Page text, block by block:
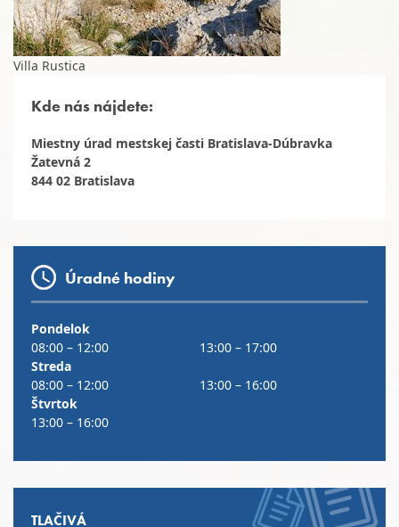
Villa Rustica
Kde nás nájdete:
Miestny úrad mestskej časti Bratislava-Dúbravka
Žatevná 2
844 02 Bratislava
Úradné hodiny
Pondelok
08:00 – 12:00
13:00 – 17:00
Streda
08:00 – 12:00
13:00 – 16:00
Štvrtok
13:00 – 16:00
TLAČIVÁ